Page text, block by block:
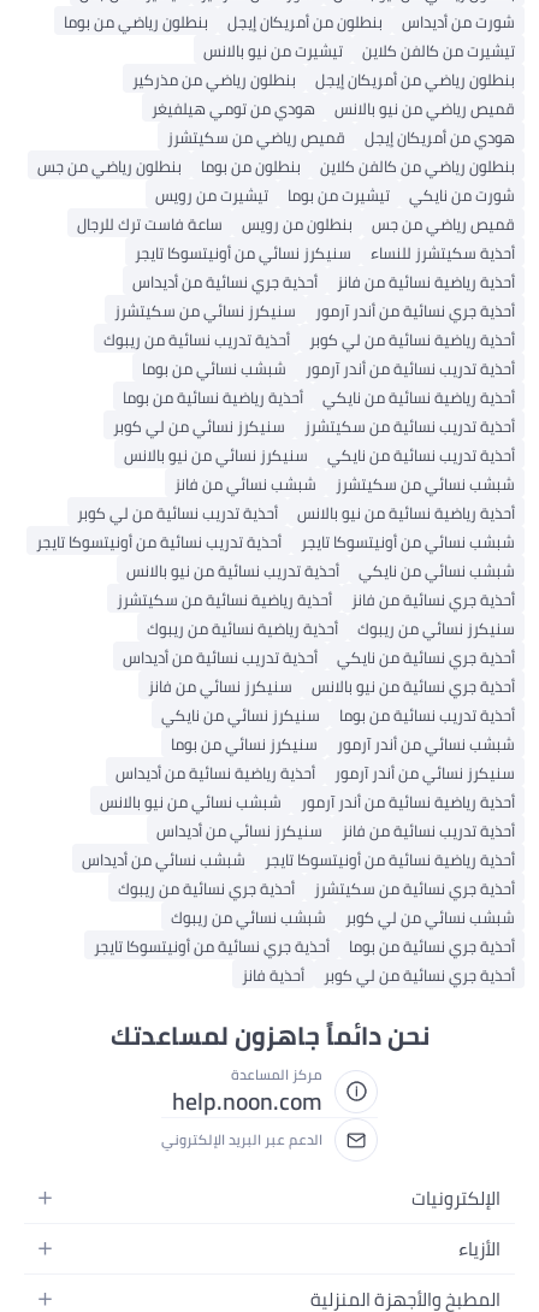
شورت من أديداس
بنطلون من أمريكان إيجل
بنطلون رياضي من بوما
تيشيرت من كالفن كلاين
تيشيرت من نيو بالانس
بنطلون رياضي من أمريكان إيجل
بنطلون رياضي من مذركير
قميص رياضي من نيو بالانس
هودي من تومي هيلفيغر
هودي من أمريكان إيجل
قميص رياضي من سكيتشرز
بنطلون رياضي من كالفن كلاين
بنطلون من بوما
بنطلون رياضي من جس
شورت من نايكي
تيشيرت من بوما
تيشيرت من رويس
قميص رياضي من جس
بنطلون من رويس
ساعة فاست ترك للرجال
أحذية سكيتشرز للنساء
سنيكرز نسائي من أونيتسوكا تايجر
أحذية رياضية نسائية من فانز
أحذية جري نسائية من أديداس
أحذية جري نسائية من أندر آرمور
سنيكرز نسائي من سكيتشرز
أحذية رياضية نسائية من لي كوبر
أحذية تدريب نسائية من ريبوك
أحذية تدريب نسائية من أندر آرمور
شبشب نسائي من بوما
أحذية رياضية نسائية من نايكي
أحذية رياضية نسائية من بوما
أحذية تدريب نسائية من سكيتشرز
سنيكرز نسائي من لي كوبر
أحذية تدريب نسائية من نايكي
سنيكرز نسائي من نيو بالانس
شبشب نسائي من سكيتشرز
شبشب نسائي من فانز
أحذية رياضية نسائية من نيو بالانس
أحذية تدريب نسائية من لي كوبر
شبشب نسائي من أونيتسوكا تايجر
أحذية تدريب نسائية من أونيتسوكا تايجر
شبشب نسائي من نايكي
أحذية تدريب نسائية من نيو بالانس
أحذية جري نسائية من فانز
أحذية رياضية نسائية من سكيتشرز
سنيكرز نسائي من ريبوك
أحذية رياضية نسائية من ريبوك
أحذية جري نسائية من نايكي
أحذية تدريب نسائية من أديداس
أحذية جري نسائية من نيو بالانس
سنيكرز نسائي من فانز
أحذية تدريب نسائية من بوما
سنيكرز نسائي من نايكي
شبشب نسائي من أندر آرمور
سنيكرز نسائي من بوما
سنيكرز نسائي من أندر آرمور
أحذية رياضية نسائية من أديداس
أحذية رياضية نسائية من أندر آرمور
شبشب نسائي من نيو بالانس
أحذية تدريب نسائية من فانز
سنيكرز نسائي من أديداس
أحذية رياضية نسائية من أونيتسوكا تايجر
شبشب نسائي من أديداس
أحذية جري نسائية من سكيتشرز
أحذية جري نسائية من ريبوك
شبشب نسائي من لي كوبر
شبشب نسائي من ريبوك
أحذية جري نسائية من بوما
أحذية جري نسائية من أونيتسوكا تايجر
أحذية جري نسائية من لي كوبر
أحذية فانز
نحن دائماً جاهزون لمساعدتك
مركز المساعدة
help.noon.com
الدعم عبر البريد الإلكتروني
الإلكترونيات
الجوالات
الأزياء
أزياء نسائية
المطبخ والأجهزة المنزلية